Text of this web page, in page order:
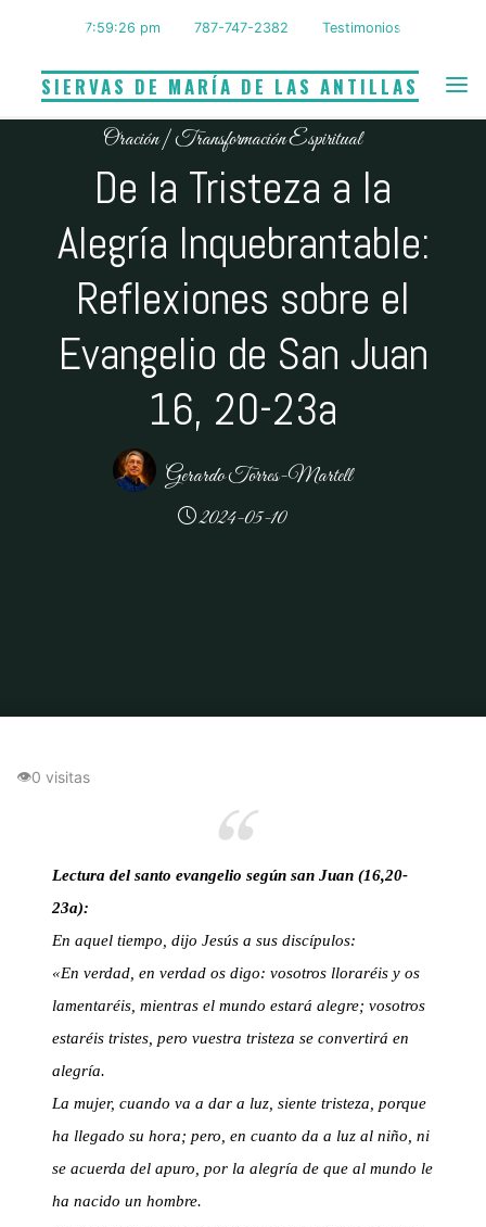
contenidoSIERVAS DE MARÍA DE LAS ANTILLAS
7:59:27 pm 787-747-2382 Testimonios
Oración|Transformación Espiritual
De la Tristeza a la
Alegría Inquebrantable:
Reflexiones sobre el
Evangelio de San Juan
16, 20-23a
Gerardo Torres-Martell
2024-05-10
👁0 visitas
Lectura del santo evangelio según san Juan (16,20-
23a):
En aquel tiempo, dijo Jesús a sus discípulos:
«En verdad, en verdad os digo: vosotros lloraréis y os
lamentaréis, mientras el mundo estará alegre; vosotros
estaréis tristes, pero vuestra tristeza se convertirá en
alegría.
La mujer, cuando va a dar a luz, siente tristeza, porque
ha llegado su hora; pero, en cuanto da a luz al niño, ni
se acuerda del apuro, por la alegría de que al mundo le
ha nacido un hombre.